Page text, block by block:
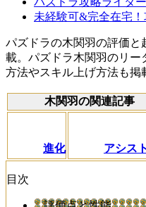
未経験可&完全在宅！
パズドラの木関羽の評価と
載。パズドラ木関羽のリー
方法やスキル上げ方法も掲
木関羽の関連記事
進化 アシス
目次